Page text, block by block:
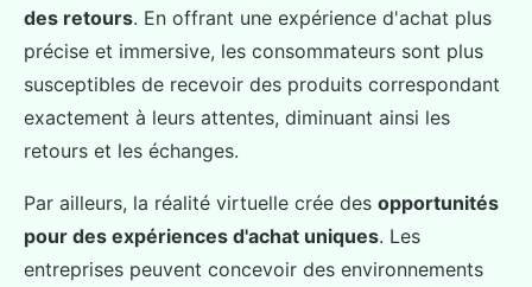
des retours. En offrant une expérience d'achat plus
précise et immersive, les consommateurs sont plus
susceptibles de recevoir des produits correspondant
exactement à leurs attentes, diminuant ainsi les
retours et les échanges.
Par ailleurs, la réalité virtuelle crée des opportunités
pour des expériences d'achat uniques. Les
entreprises peuvent concevoir des environnements